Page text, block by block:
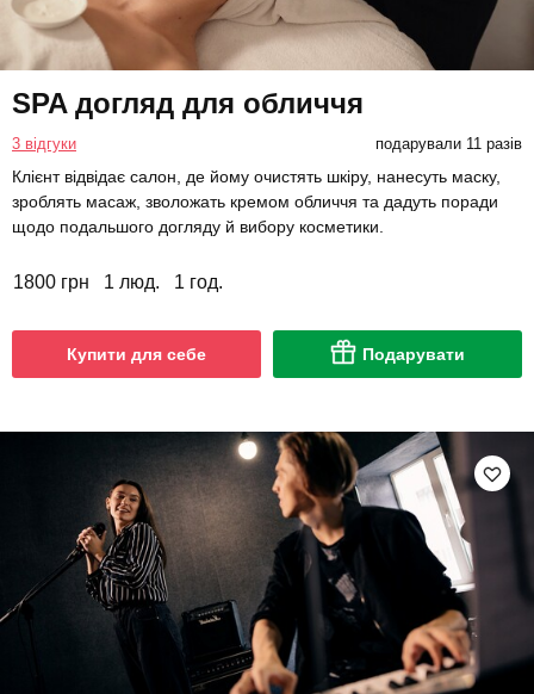
SPA догляд для обличчя
3 відгуки подарували 11 разів
Клієнт відвідає салон, де йому очистять шкіру, нанесуть маску,
зроблять масаж, зволожать кремом обличчя та дадуть поради
щодо подальшого догляду й вибору косметики.
1800 грн 1 люд. 1 год.
Купити для себе Подарувати